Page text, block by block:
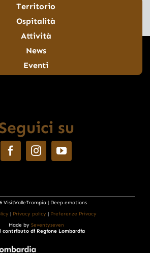
Territorio
Ospitalità
Attività
News
Eventi
su
VisitValleTrompia | Deep emotions
| Privacy policy | Preferenze Privacy
Made by Seventyseven
contributo di Regione Lombardia